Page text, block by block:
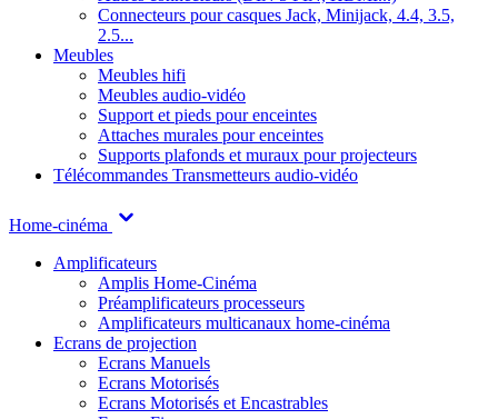
Connecteurs pour casques Jack, Minijack, 4.4, 3.5,
2.5...
Meubles
Meubles hifi
Meubles audio-vidéo
Support et pieds pour enceintes
Attaches murales pour enceintes
Supports plafonds et muraux pour projecteurs
Télécommandes Transmetteurs audio-vidéo
Home-cinéma
Amplificateurs
Amplis Home-Cinéma
Préamplificateurs processeurs
Amplificateurs multicanaux home-cinéma
Ecrans de projection
Ecrans Manuels
Ecrans Motorisés
Ecrans Motorisés et Encastrables